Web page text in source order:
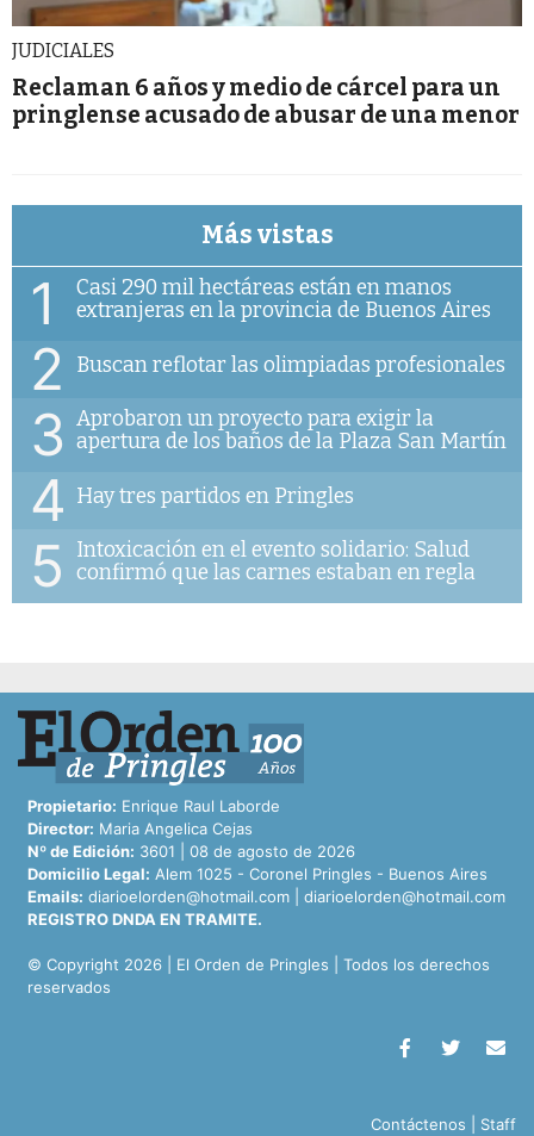
JUDICIALES
Reclaman 6 años y medio de cárcel para un
pringlense acusado de abusar de una menor
Más vistas
1
Casi 290 mil hectáreas están en manos
extranjeras en la provincia de Buenos Aires
2 Buscan reflotar las olimpiadas profesionales
3 Aprobaron un proyecto para exigir la
apertura de los baños de la Plaza San Martín
4 Hay tres partidos en Pringles
5
Intoxicación en el evento solidario: Salud
confirmó que las carnes estaban en regla
Propietario: Enrique Raul Laborde
Director: Maria Angelica Cejas
Nº de Edición: 3601 | 08 de agosto de 2026
Domicilio Legal: Alem 1025 - Coronel Pringles - Buenos Aires
Emails: diarioelorden@hotmail.com
diarioelorden@hotmail.com
REGISTRO DNDA EN TRAMITE.
© Copyright 2026 | El Orden de Pringles | Todos los derechos
reservados
Contáctenos Staff